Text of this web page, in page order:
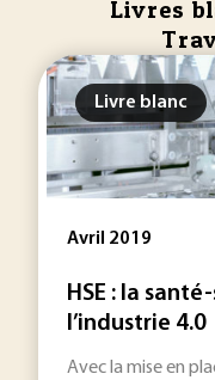
Livres
Livre blanc
Avril 2019
HSE : la
l’industrie 4.0
Avec la mise en